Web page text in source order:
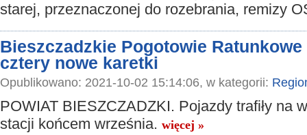
starej, przeznaczonej do rozebrania, remizy
Bieszczadzkie Pogotowie Ratunkowe
cztery nowe karetki
Opublikowano: 2021-10-02 15:14:06, w kategorii:
POWIAT BIESZCZADZKI. Pojazdy trafiły na
stacji końcem września. więcej »